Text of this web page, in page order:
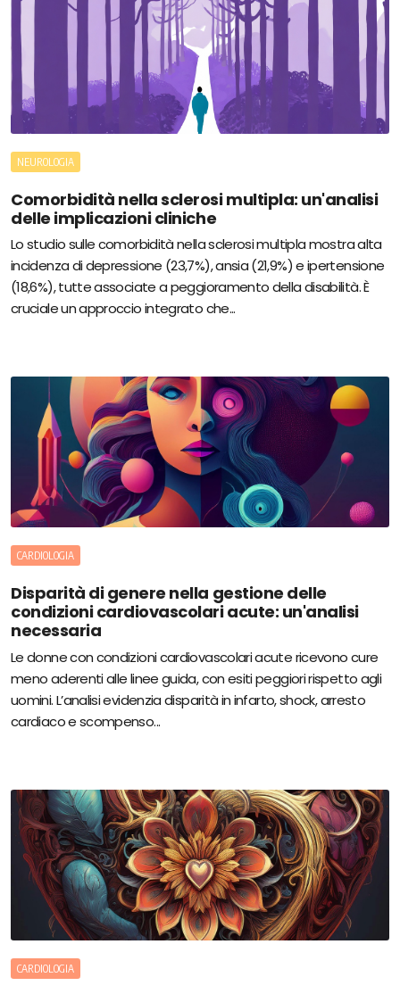
NEUROLOGIA
Comorbidità nella sclerosi multipla: un'analisi
delle implicazioni cliniche
Lo studio sulle comorbidità nella sclerosi multipla mostra alta
incidenza di depressione (23,7%), ansia (21,9%) e ipertensione
(18,6%), tutte associate a peggioramento della disabilità. È
cruciale un approccio integrato che...
CARDIOLOGIA
Disparità di genere nella gestione delle
condizioni cardiovascolari acute: un'analisi
necessaria
Le donne con condizioni cardiovascolari acute ricevono cure
meno aderenti alle linee guida, con esiti peggiori rispetto agli
uomini. L’analisi evidenzia disparità in infarto, shock, arresto
cardiaco e scompenso...
CARDIOLOGIA